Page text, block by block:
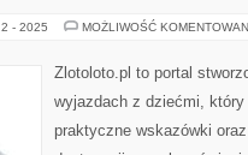
- 2025 MOŻLIWOŚĆ
Zlotoloto.pl to portal
wyjazdach z dziećmi, który
praktyczne wskazówki